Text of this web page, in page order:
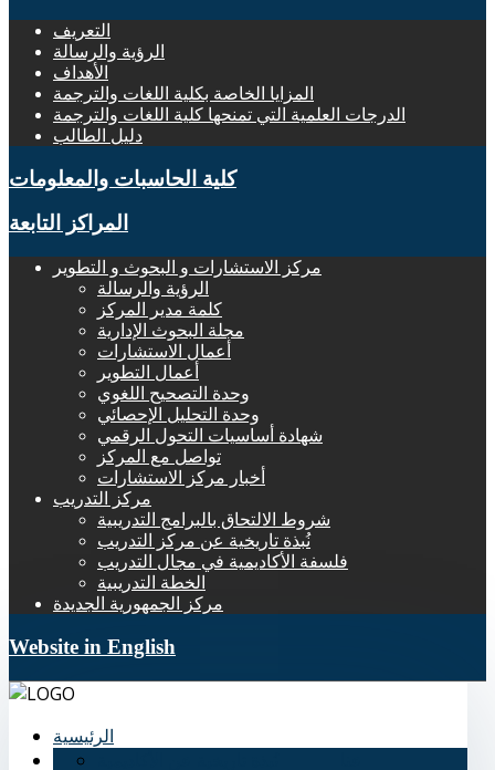
التعريف
الرؤية والرسالة
الأهداف
المزايا الخاصة بكلية اللغات والترجمة
الدرجات العلمية التي تمنحها كلية اللغات والترجمة
دليل الطالب
كلية الحاسبات والمعلومات
المراكز التابعة
مركز الاستشارات و البحوث و التطوير
الرؤية والرسالة
كلمة مدير المركز
مجلة البحوث الإدارية
أعمال الاستشارات
أعمال التطوير
وحدة التصحيح اللغوي
وحدة التحليل الإحصائي
شهادة أساسيات التحول الرقمي
تواصل مع المركز
أخبار مركز الاستشارات
مركز التدريب
شروط الالتحاق بالبرامج التدريبية
نُبذة تاريخية عن مركز التدريب
فلسفة الأكاديمية في مجال التدريب
الخطة التدريبية
مركز الجمهورية الجديدة
Website in English
الرئيسية